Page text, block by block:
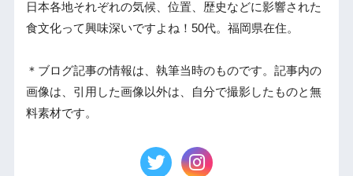
日本各地それぞれの気候、位置、歴史などに影響された
食文化って興味深いですよね！50代。福岡県在住。
＊ブログ記事の情報は、執筆当時のものです。記事内の
画像は、引用した画像以外は、自分で撮影したものと無
料素材です。